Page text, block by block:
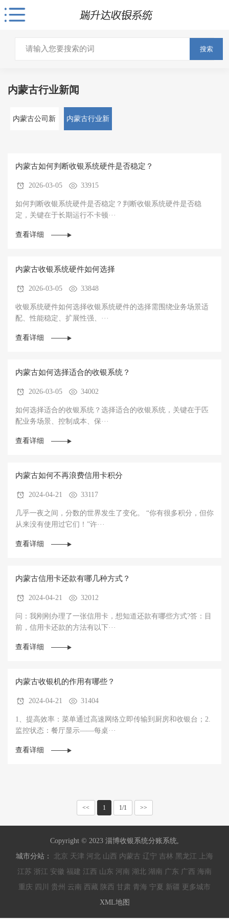
搜索
内蒙古行业新闻
内蒙古公司新 内蒙古行业新
内蒙古如何判断收银系统硬件是否稳定？
2026-03-05 33915
如何判断收银系统硬件是否稳定？判断收银系统硬件是否稳
定，关键在于‌长期运行不卡顿···
查看详细
内蒙古收银系统硬件如何选择
2026-03-05 33848
收银系统硬件如何选择收银系统硬件的选择需围绕‌业务场景适
配、性能稳定、扩展性强、···
查看详细
内蒙古如何选择适合的收银系统？
2026-03-05 34002
如何选择适合的收银系统？选择适合的收银系统，关键在于‌匹
配业务场景、控制成本、保···
查看详细
内蒙古如何不再浪费信用卡积分
2024-04-21 33117
几乎一夜之间，分数的世界发生了变化。 “你有很多积分，但你
从来没有使用过它们！”许···
查看详细
内蒙古信用卡还款有哪几种方式？
2024-04-21 32012
问：我刚刚办理了一张信用卡，想知道还款有哪些方式?答：目
前，信用卡还款的方法有以下···
查看详细
内蒙古收银机的作用有哪些？
2024-04-21 31404
1、提高效率：菜单通过高速网络立即传输到厨房和收银台；2.
监控状态：餐厅显示——每桌···
查看详细
<< 1 1/1 >>
Copyright © 2023 淄博收银系统分账系统,
城市分站： 北京 天津 河北 山西 内蒙古 辽宁 吉林 黑龙江
上海
江苏 浙江 安徽 福建 江西 山东 河南 湖北 湖南 广东 广西 海南
重庆 四川 贵州 云南 西藏 陕西 甘肃 青海 宁夏 新疆 更多城市
XML地图